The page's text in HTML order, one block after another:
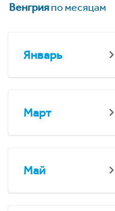
Венгрияпо месяцам
Январь
Март
Май